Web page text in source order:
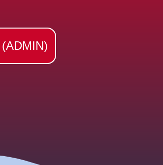
(ADMIN)